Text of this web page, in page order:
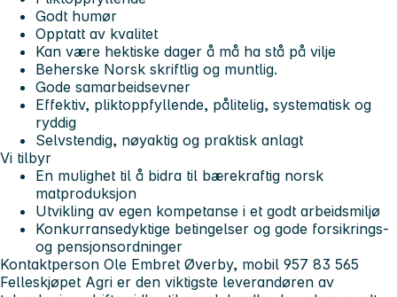
Godt humør
Opptatt av kvalitet
Kan være hektiske dager å må ha stå på vilje
Beherske Norsk skriftlig og muntlig.
Gode samarbeidsevner
Effektiv, pliktoppfyllende, pålitelig, systematisk og
ryddig
Selvstendig, nøyaktig og praktisk anlagt
Vi tilbyr
En mulighet til å bidra til bærekraftig norsk
matproduksjon
Utvikling av egen kompetanse i et godt arbeidsmiljø
Konkurransedyktige betingelser og gode forsikrings-
og pensjonsordninger
Kontaktperson Ole Embret Øverby, mobil 957 83 565
Felleskjøpet Agri er den viktigste leverandøren av